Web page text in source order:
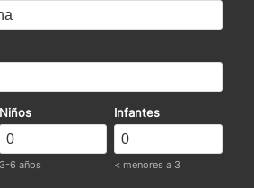
Niños
3-6 años
Infantes
< menores a 3